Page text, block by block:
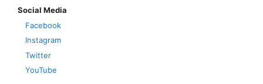
Social Media
Facebook
Instagram
Twitter
YouTube